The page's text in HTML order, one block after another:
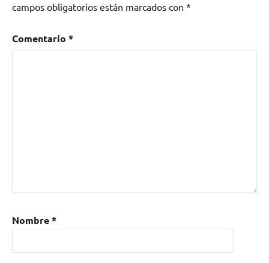
campos obligatorios están marcados con *
Comentario *
Nombre*